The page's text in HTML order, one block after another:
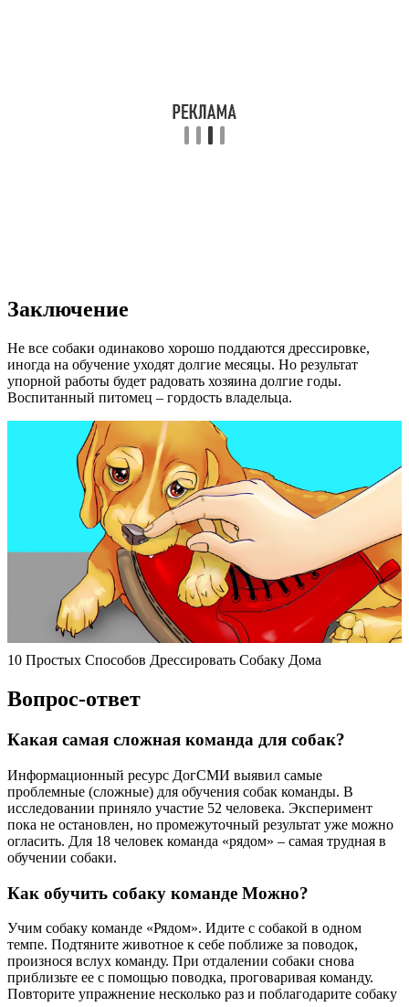
Заключение
Не все собаки одинаково хорошо поддаются дрессировке,
иногда на обучение уходят долгие месяцы. Но результат
упорной работы будет радовать хозяина долгие годы.
Воспитанный питомец – гордость владельца.
10 Простых Способов Дрессировать Собаку Дома
Вопрос-ответ
Какая самая сложная команда для собак?
Информационный ресурс ДогСМИ выявил самые
проблемные (сложные) для обучения собак команды. В
исследовании приняло участие 52 человека. Эксперимент
пока не остановлен, но промежуточный результат уже можно
огласить. Для 18 человек команда «рядом» – самая трудная в
обучении собаки.
Как обучить собаку команде Можно?
Учим собаку команде «Рядом». Идите с собакой в одном
темпе. Подтяните животное к себе поближе за поводок,
произнося вслух команду. При отдалении собаки снова
приблизьте ее с помощью поводка, проговаривая команду.
Повторите упражнение несколько раз и поблагодарите собаку